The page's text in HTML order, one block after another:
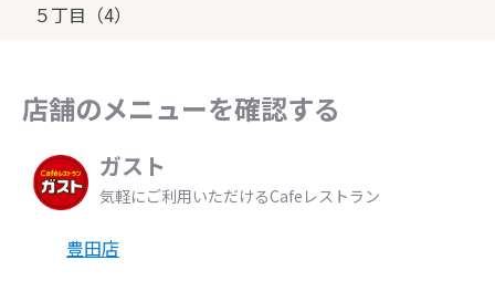
５丁目（4）
店舗のメニューを確認する
ガスト
気軽にご利用いただけるCafeレストラン
豊田店